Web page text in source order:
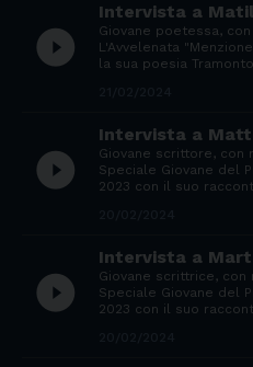
play_circle_filled
Intervista a
Giovane poetessa,
L'Avvelenata
la sua poesia Tramonto
play_circle_filled
Intervista a
Giovane scrittore, con
Speciale Giovane del
2023 con il suo
play_circle_filled
Intervista a
Giovane scrittrice,
Speciale Giovane del
2023 con il suo